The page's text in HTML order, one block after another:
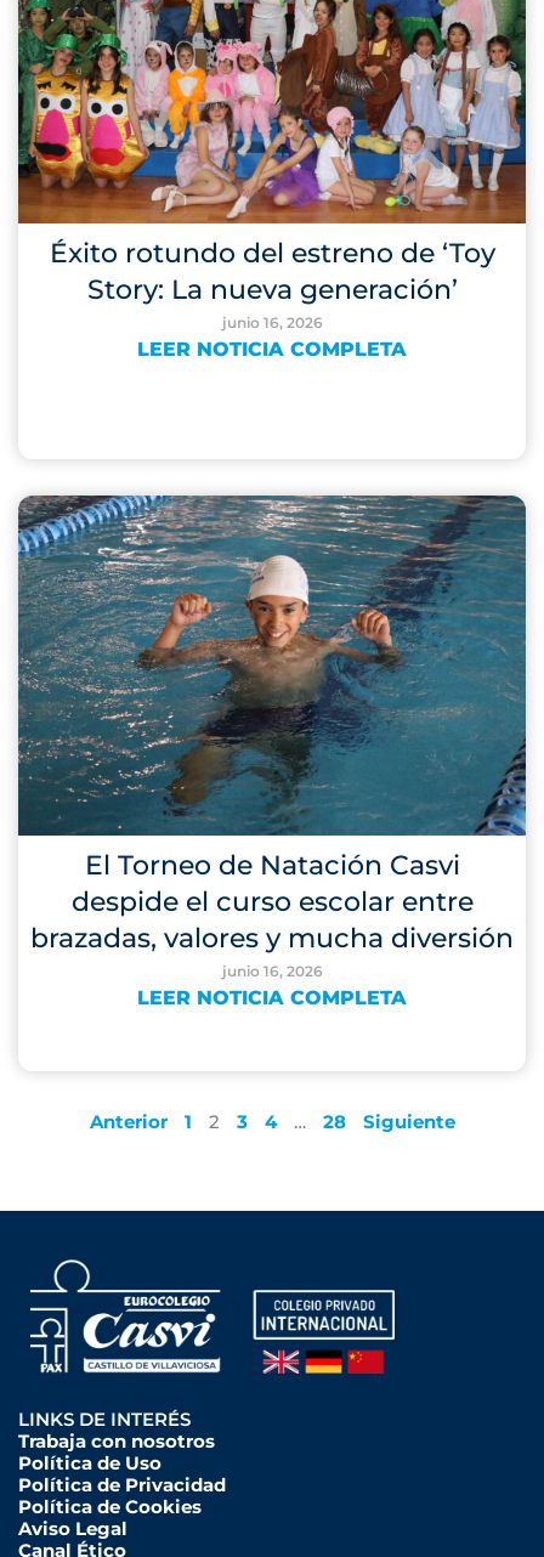
Éxito rotundo del estreno de ‘Toy
Story: La nueva generación’
junio 16, 2026
LEER NOTICIA COMPLETA
El Torneo de Natación Casvi
despide el curso escolar entre
brazadas, valores y mucha diversión
junio 16, 2026
LEER NOTICIA COMPLETA
Anterior 1 2 3 4 … 28 Siguiente
LINKS DE INTERÉS
Trabaja con nosotros
Política de Uso
Política de Privacidad
Política de Cookies
Aviso Legal
Canal Ético